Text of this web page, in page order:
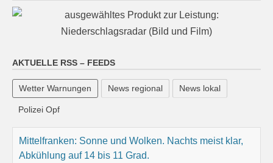
AKTUELLE RSS – FEEDS
Wetter Warnungen News regional News lokal
Polizei Opf
Mittelfranken: Sonne und Wolken. Nachts meist klar,
Abkühlung auf 14 bis 11 Grad.